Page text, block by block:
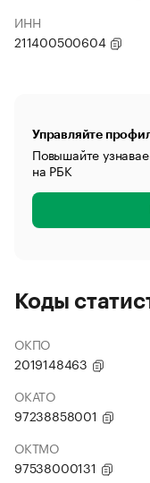
ИНН
211400500604
Управляйте
Повышайте
на РБК
Коды
ОКПО
2019148463
ОКАТО
97238858001
ОКТМО
97538000131